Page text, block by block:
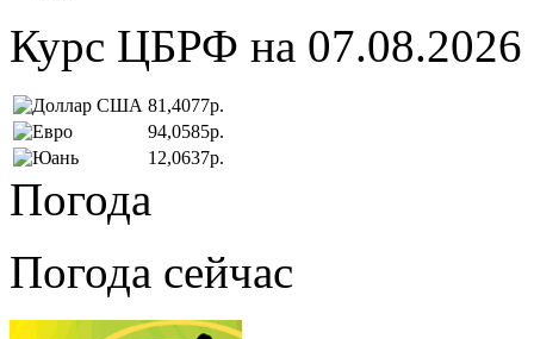
Курс ЦБРФ на 07.08.2026
81,4077р.
94,0585р.
12,0637р.
Погода
Погода сейчас